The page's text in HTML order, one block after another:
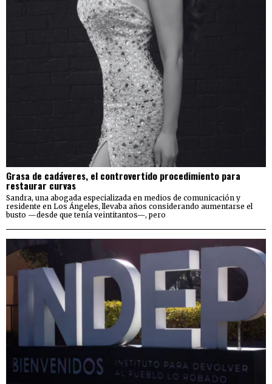
Grasa de cadáveres, el controvertido procedimiento para
restaurar curvas
Sandra, una abogada especializada en medios de comunicación y
residente en Los Ángeles, llevaba años considerando aumentarse el
busto —desde que tenía veintitantos—, pero